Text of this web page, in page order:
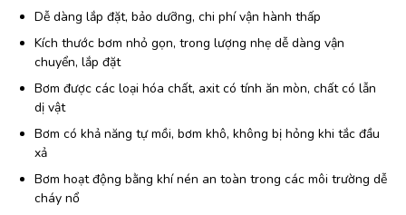
Dễ dàng lắp đặt, bảo dưỡng, chi phí vận hành thấp
Kích thước bơm nhỏ gọn, trong lượng nhẹ dễ dàng vận
chuyển, lắp đặt
Bơm được các loại hóa chất, axit có tính ăn mòn, chất có lẫn
dị vật
Bơm có khả năng tự mồi, bơm khô, không bị hỏng khi tắc đầu
xả
Bơm hoạt động bằng khí nén an toàn trong các môi trường dễ
cháy nổ